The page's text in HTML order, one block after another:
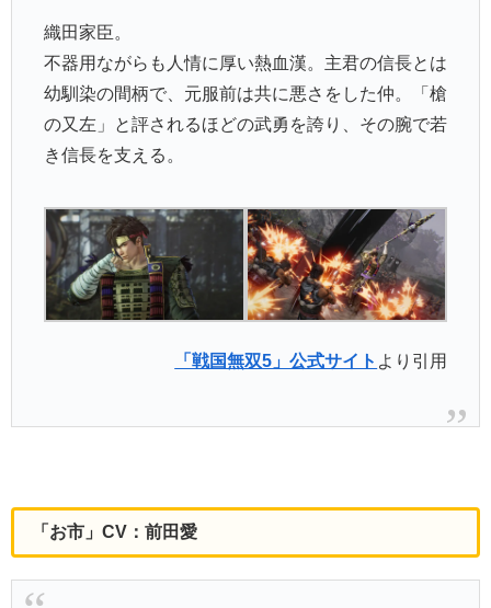
織田家臣。
不器用ながらも人情に厚い熱血漢。主君の信長とは
幼馴染の間柄で、元服前は共に悪さをした仲。「槍
の又左」と評されるほどの武勇を誇り、その腕で若
き信長を支える。
「戦国無双5」公式サイト より引用
「お市」CV：前田愛